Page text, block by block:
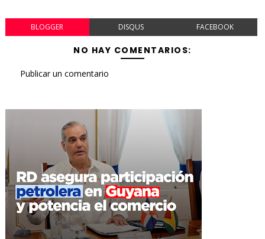
BLOGGER DISQUS FACEBOOK
NO HAY COMENTARIOS:
Publicar un comentario